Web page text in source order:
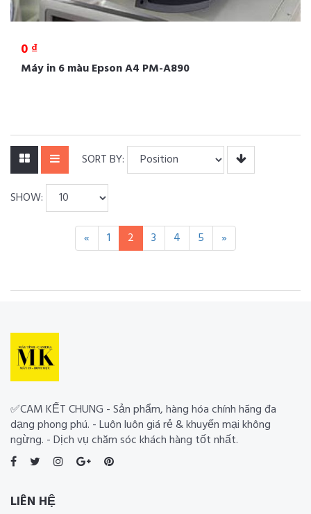
0 ₫
Máy in 6 màu Epson A4 PM-A890
SORT BY:
SHOW:
« 1 2 3 4 5 »
✅CAM KẾT CHUNG - Sản phẩm, hàng hóa chính hãng đa
dạng phong phú. - Luôn luôn giá rẻ & khuyến mại không
ngừng. - Dịch vụ chăm sóc khách hàng tốt nhất.
LIÊN HỆ